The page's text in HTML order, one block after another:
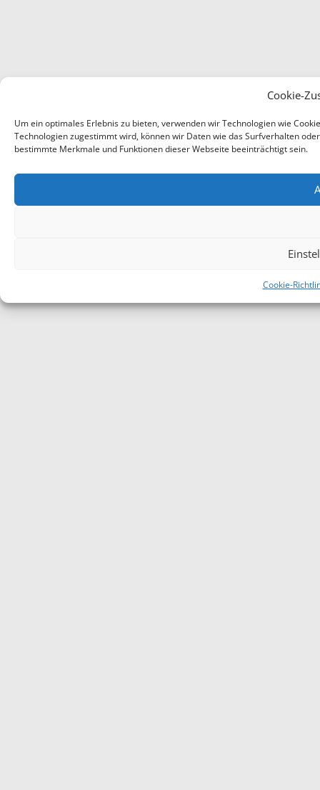
Cookie-
Um ein optimales Erlebnis zu bieten, verwenden wir Technologien wie
Technologien zugestimmt wird, können wir Daten wie das Surfverhalten
bestimmte Merkmale und Funktionen dieser Webseite beeinträchtigt sein.
Cookie-